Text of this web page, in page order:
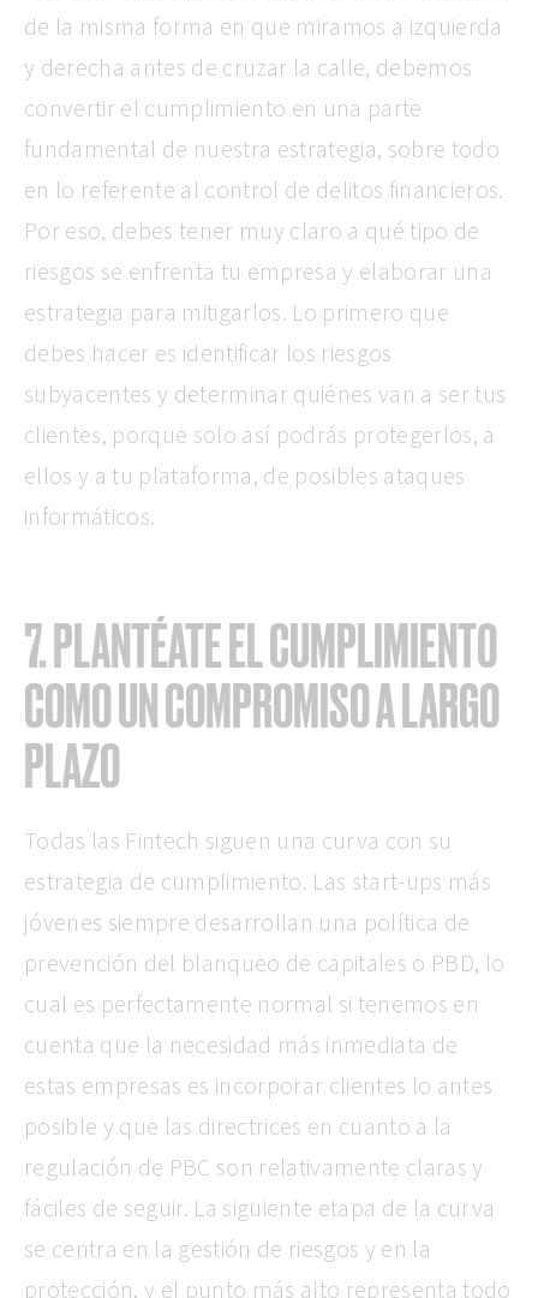
de la misma forma en que miramos a izquierda
y derecha antes de cruzar la calle, debemos
convertir el cumplimiento en una parte
fundamental de nuestra estrategia, sobre todo
en lo referente al control de delitos financieros.
Por eso, debes tener muy claro a qué tipo de
riesgos se enfrenta tu empresa y elaborar una
estrategia para mitigarlos. Lo primero que
debes hacer es identificar los riesgos
subyacentes y determinar quiénes van a ser tus
clientes, porque solo así podrás protegerlos, a
ellos y a tu plataforma, de posibles ataques
informáticos.
7. PLANTÉATE EL CUMPLIMIENTO
COMO UN COMPROMISO A LARGO
PLAZO
Todas las Fintech siguen una curva con su
estrategia de cumplimiento. Las start-ups más
jóvenes siempre desarrollan una política de
prevención del blanqueo de capitales o PBD, lo
cual es perfectamente normal si tenemos en
cuenta que la necesidad más inmediata de
estas empresas es incorporar clientes lo antes
posible y que las directrices en cuanto a la
regulación de PBC son relativamente claras y
fáciles de seguir. La siguiente etapa de la curva
se centra en la gestión de riesgos y en la
protección, y el punto más alto representa todo